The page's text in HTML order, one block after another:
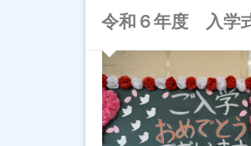
令和６年度 入学